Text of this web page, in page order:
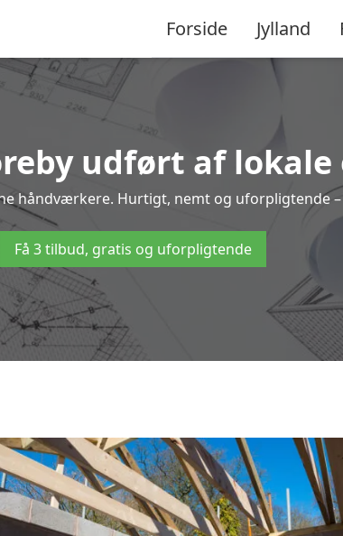
Forside Jylland
udført af
håndværkere. Hurtigt, nemt og uforpligtende
Få 3 tilbud, gratis og uforpligtende